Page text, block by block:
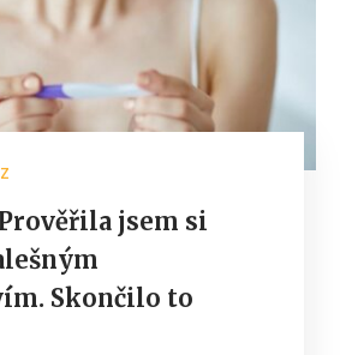
jsem si
Skončilo to